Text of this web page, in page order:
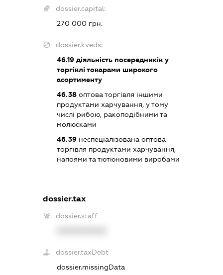
dossier.capital:
270 000 грн.
dossier.kveds:
46.19 діяльність посередників у
торгівлі товарами широкого
асортименту
46.38 оптова торгівля іншими
продуктами харчування, у тому
числі рибою, ракоподібними та
молюсками
46.39 неспеціалізована оптова
торгівля продуктами харчування,
напоями та тютюновими виробами
dossier.tax
dossier.staff
dossier.taxDebt
dossier.missingData